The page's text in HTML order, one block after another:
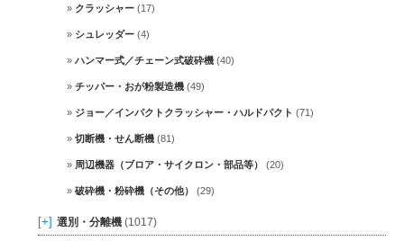
クラッシャー (17)
シュレッダー (4)
ハンマー式／チェーン式破砕機 (40)
チッパー・おが粉製造機 (49)
ジョー／インパクトクラッシャー・ハルドパクト (71)
切断機・せん断機 (81)
周辺機器（ブロア・サイクロン・部品等） (20)
破砕機・粉砕機（その他） (29)
[+] 選別・分離機 (1017)